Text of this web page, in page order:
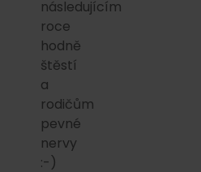
následujícím
roce
hodně
štěstí
a
rodičům
pevné
nervy
:-)